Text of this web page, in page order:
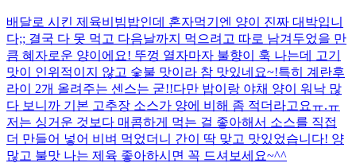
배달로 시킨 제육비빔밥인데 혼자먹기엔 양이 진짜 대박입니
다;; 결국 다 못 먹고 다음날까지 먹으려고 따로 남겨두었을 만
큼 혜자로운 양이에요! 뚜껑 열자마자 불향이 훅 나는데 고기
맛이 인위적이지 않고 숯불 맛이라 참 맛있네요~!특히 계란후
라이 2개 올려주는 센스는 굳!! ​다만 밥이랑 야채 양이 워낙 많
다 보니까 기본 고추장 소스가 양에 비해 좀 적더라고요ㅠ.ㅠ
저는 싱거운 것보다 매콤하게 먹는 걸 좋아해서 소스를 직접
더 만들어 넣어 비벼 먹었더니 간이 딱 맞고 맛있었습니다! 양
많고 불맛 나는 제육 좋아하시면 꼭 드셔보세요~^^